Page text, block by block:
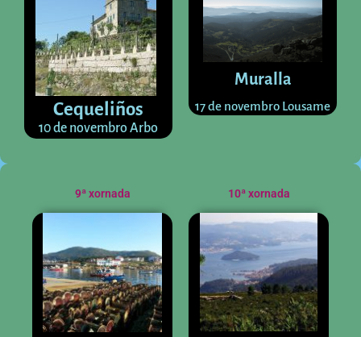
Cequeliños
10 de novembro Arbo
Muralla
17 de novembro Lousame
9ª xornada 10ª xornada